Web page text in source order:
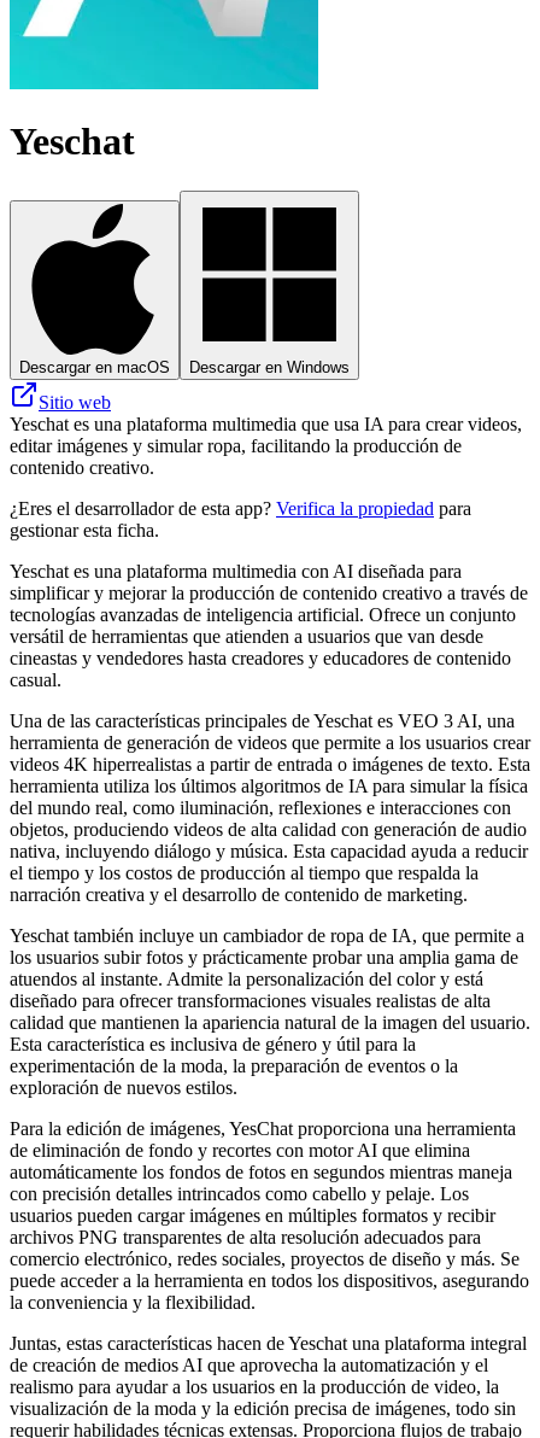
Yeschat
Descargar en macOS Descargar en Windows
Sitio web
Yeschat es una plataforma multimedia que usa IA para crear videos,
editar imágenes y simular ropa, facilitando la producción de
contenido creativo.
¿Eres el desarrollador de esta app? Verifica la propiedad para
gestionar esta ficha.
Yeschat es una plataforma multimedia con AI diseñada para
simplificar y mejorar la producción de contenido creativo a través de
tecnologías avanzadas de inteligencia artificial. Ofrece un conjunto
versátil de herramientas que atienden a usuarios que van desde
cineastas y vendedores hasta creadores y educadores de contenido
casual.
Una de las características principales de Yeschat es VEO 3 AI, una
herramienta de generación de videos que permite a los usuarios crear
videos 4K hiperrealistas a partir de entrada o imágenes de texto. Esta
herramienta utiliza los últimos algoritmos de IA para simular la física
del mundo real, como iluminación, reflexiones e interacciones con
objetos, produciendo videos de alta calidad con generación de audio
nativa, incluyendo diálogo y música. Esta capacidad ayuda a reducir
el tiempo y los costos de producción al tiempo que respalda la
narración creativa y el desarrollo de contenido de marketing.
Yeschat también incluye un cambiador de ropa de IA, que permite a
los usuarios subir fotos y prácticamente probar una amplia gama de
atuendos al instante. Admite la personalización del color y está
diseñado para ofrecer transformaciones visuales realistas de alta
calidad que mantienen la apariencia natural de la imagen del usuario.
Esta característica es inclusiva de género y útil para la
experimentación de la moda, la preparación de eventos o la
exploración de nuevos estilos.
Para la edición de imágenes, YesChat proporciona una herramienta
de eliminación de fondo y recortes con motor AI que elimina
automáticamente los fondos de fotos en segundos mientras maneja
con precisión detalles intrincados como cabello y pelaje. Los
usuarios pueden cargar imágenes en múltiples formatos y recibir
archivos PNG transparentes de alta resolución adecuados para
comercio electrónico, redes sociales, proyectos de diseño y más. Se
puede acceder a la herramienta en todos los dispositivos, asegurando
la conveniencia y la flexibilidad.
Juntas, estas características hacen de Yeschat una plataforma integral
de creación de medios AI que aprovecha la automatización y el
realismo para ayudar a los usuarios en la producción de video, la
visualización de la moda y la edición precisa de imágenes, todo sin
requerir habilidades técnicas extensas. Proporciona flujos de trabajo